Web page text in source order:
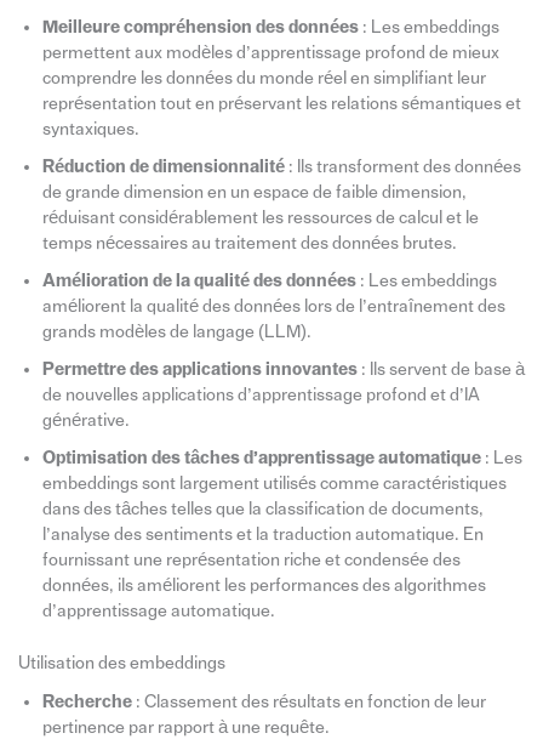
Meilleure compréhension des données: Les embeddings
permettent aux modèles d’apprentissage profond de mieux
comprendre les données du monde réel en simplifiant leur
représentation tout en préservant les relations sémantiques et
syntaxiques.
Réduction de dimensionnalité: Ils transforment des données
de grande dimension en un espace de faible dimension,
réduisant considérablement les ressources de calcul et le
temps nécessaires au traitement des données brutes.
Amélioration de la qualité des données: Les embeddings
améliorent la qualité des données lors de l’entraînement des
grands modèles de langage (LLM).
Permettre des applications innovantes: Ils servent de base à
de nouvelles applications d’apprentissage profond et d’IA
générative.
Optimisation des tâches d’apprentissage automatique: Les
embeddings sont largement utilisés comme caractéristiques
dans des tâches telles que la classification de documents,
l’analyse des sentiments et la traduction automatique. En
fournissant une représentation riche et condensée des
données, ils améliorent les performances des algorithmes
d’apprentissage automatique.
Utilisation des embeddings
Recherche: Classement des résultats en fonction de leur
pertinence par rapport à une requête.